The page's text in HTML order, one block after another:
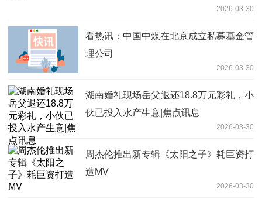
2026-03-30
看热讯：中国中煤在北京成立私募基金管
理公司
2026-03-30
湖南婚礼现场岳父退还18.8万元彩礼，小
伙已投入水产生意|焦点讯息
2026-03-30
​周杰伦推出新专辑《太阳之子》耗巨资打
造MV
2026-03-30